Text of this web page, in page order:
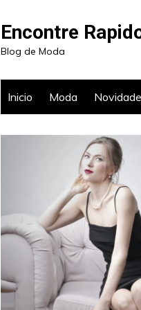
Encontre
Blog de Moda
Inicio Moda